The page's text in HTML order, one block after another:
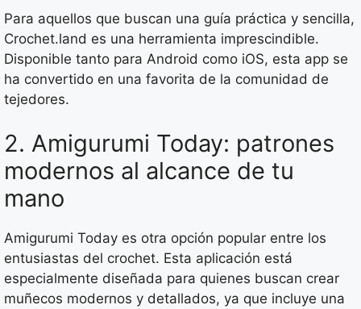
Para aquellos que buscan una guía práctica y sencilla,
Crochet.land es una herramienta imprescindible.
Disponible tanto para Android como iOS, esta app se
ha convertido en una favorita de la comunidad de
tejedores.
2. Amigurumi Today: patrones
modernos al alcance de tu
mano
Amigurumi Today es otra opción popular entre los
entusiastas del crochet. Esta aplicación está
especialmente diseñada para quienes buscan crear
muñecos modernos y detallados, ya que incluye una